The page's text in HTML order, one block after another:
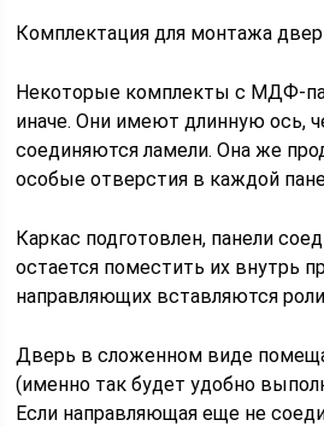
Комплектация для монтажа
Некоторые комплекты с МДФ-
иначе. Они имеют длинную ось,
соединяются ламели. Она же
особые отверстия в каждой
Каркас подготовлен, панели
остается поместить их внутрь
направляющих вставляются
Дверь в сложенном виде
(именно так будет удобно
Если направляющая еще не